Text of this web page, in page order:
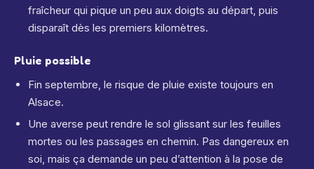
fraîcheur qui pique un peu aux doigts au départ, puis
disparaît dès les premiers kilomètres.
Pluie possible
Fin septembre, le risque de pluie existe toujours en
Alsace.
Une averse peut rendre le sol glissant sur les feuilles
mortes ou les passages en chemin. Pas dangereux en
soi, mais ça demande un peu d’attention à la pose de